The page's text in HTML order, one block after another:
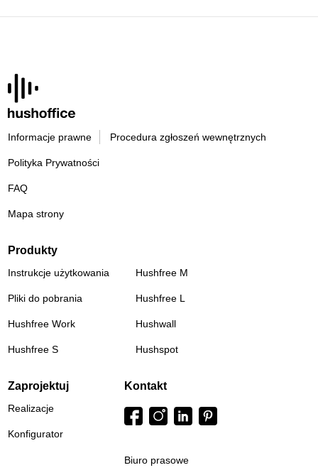
Informacje prawne Procedura zgłoszeń wewnętrznych
Polityka Prywatności
FAQ
Mapa strony
Produkty
Instrukcje użytkowania
Pliki do pobrania
Hushfree Work
Hushfree S
Hushfree M
Hushfree L
Hushwall
Hushspot
Zaprojektuj
Realizacje
Konfigurator
Kontakt
Biuro prasowe